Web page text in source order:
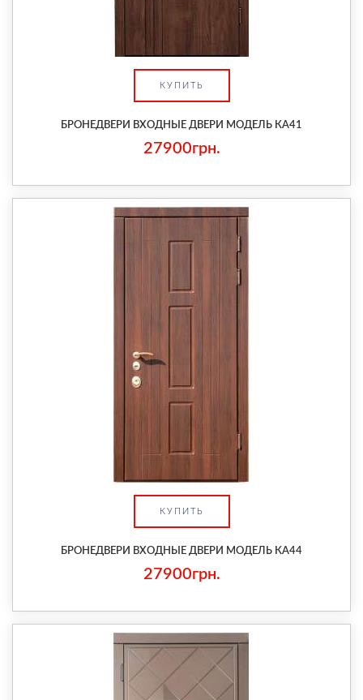
КУПИТЬ
БРОНЕДВЕРИ ВХОДНЫЕ ДВЕРИ МОДЕЛЬ КА41
27900грн.
КУПИТЬ
БРОНЕДВЕРИ ВХОДНЫЕ ДВЕРИ МОДЕЛЬ КА44
27900грн.